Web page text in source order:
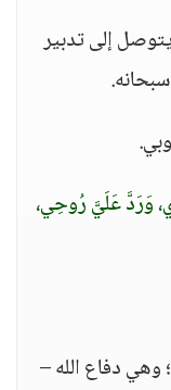
إلى تدبير
وَرَدَّ عَلَيَّ رُوحِي،
وهي دفاع الله –